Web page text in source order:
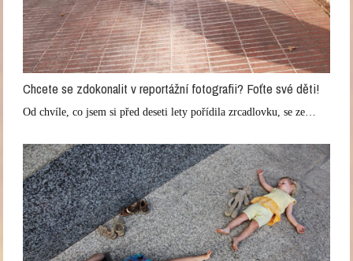
Chcete se zdokonalit v reportážní fotografii? Foťte své děti!
Od chvíle, co jsem si před deseti lety pořídila zrcadlovku, se ze…